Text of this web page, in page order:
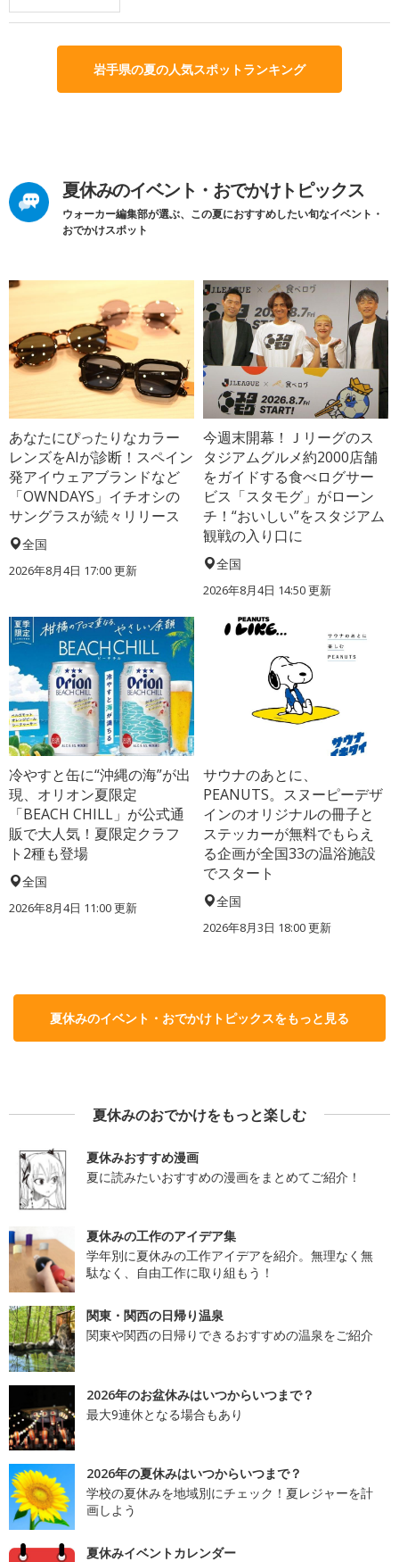
岩手県の夏の人気スポットランキング
夏休みのイベント・おでかけトピックス
ウォーカー編集部が選ぶ、この夏におすすめしたい旬なイベント・
おでかけスポット
あなたにぴったりなカラー
レンズをAIが診断！スペイン
発アイウェアブランドなど
「OWNDAYS」イチオシの
サングラスが続々リリース
全国
2026年8月4日 17:00更新
今週末開幕！Ｊリーグのス
タジアムグルメ約2000店舗
をガイドする食べログサー
ビス「スタモグ」がローン
チ！“おいしい”をスタジアム
観戦の入り口に
全国
2026年8月4日 14:50更新
冷やすと缶に“沖縄の海”が出
現、オリオン夏限定
「BEACH CHILL」が公式通
販で大人気！夏限定クラフ
ト2種も登場
全国
2026年8月4日 11:00更新
サウナのあとに、
PEANUTS。スヌーピーデザ
インのオリジナルの冊子と
ステッカーが無料でもらえ
る企画が全国33の温浴施設
でスタート
全国
2026年8月3日 18:00更新
夏休みのイベント・おでかけトピックスをもっと見る
夏休みのおでかけをもっと楽しむ
夏休みおすすめ漫画
夏に読みたいおすすめの漫画をまとめてご紹介！
夏休みの工作のアイデア集
学年別に夏休みの工作アイデアを紹介。無理なく無
駄なく、自由工作に取り組もう！
関東・関西の日帰り温泉
関東や関西の日帰りできるおすすめの温泉をご紹介
2026年のお盆休みはいつからいつまで？
最大9連休となる場合もあり
2026年の夏休みはいつからいつまで？
学校の夏休みを地域別にチェック！夏レジャーを計
画しよう
夏休みイベントカレンダー